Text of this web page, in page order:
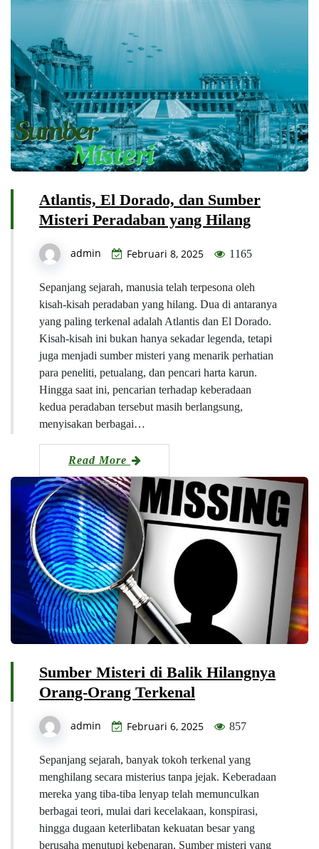
Atlantis, El Dorado, dan Sumber
Misteri Peradaban yang Hilang
admin Februari 8, 2025 1165
Sepanjang sejarah, manusia telah terpesona oleh
kisah-kisah peradaban yang hilang. Dua di antaranya
yang paling terkenal adalah Atlantis dan El Dorado.
Kisah-kisah ini bukan hanya sekadar legenda, tetapi
juga menjadi sumber misteri yang menarik perhatian
para peneliti, petualang, dan pencari harta karun.
Hingga saat ini, pencarian terhadap keberadaan
kedua peradaban tersebut masih berlangsung,
menyisakan berbagai…
Read More
Sumber Misteri di Balik Hilangnya
Orang-Orang Terkenal
admin Februari 6, 2025 857
Sepanjang sejarah, banyak tokoh terkenal yang
menghilang secara misterius tanpa jejak. Keberadaan
mereka yang tiba-tiba lenyap telah memunculkan
berbagai teori, mulai dari kecelakaan, konspirasi,
hingga dugaan keterlibatan kekuatan besar yang
berusaha menutupi kebenaran. Sumber misteri yang